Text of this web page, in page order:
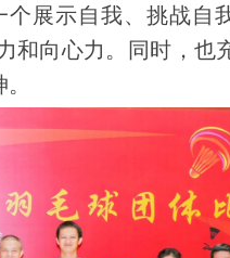
展示自我、挑战自
和向心力。同时，也